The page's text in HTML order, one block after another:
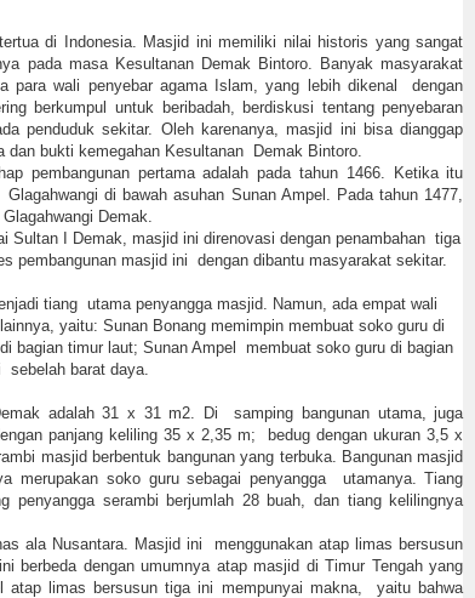
di Indonesia. Masjid ini memiliki nilai historis yang sangat
pada masa Kesultanan Demak Bintoro. Banyak masyarakat
para wali penyebar agama Islam, yang lebih dikenal dengan
berkumpul untuk beribadah, berdiskusi tentang penyebaran
penduduk sekitar. Oleh karenanya, masjid ini bisa dianggap
dan bukti kemegahan Kesultanan Demak Bintoro.
pembangunan pertama adalah pada tahun 1466. Ketika itu
di bawah asuhan Sunan Ampel. Pada tahun 1477,
Demak.
Sultan I Demak, masjid ini direnovasi dengan penambahan tiga
pembangunan masjid ini dengan dibantu masyarakat sekitar.
tiang utama penyangga masjid. Namun, ada empat wali
yaitu: Sunan Bonang memimpin membuat soko guru di
bagian timur laut; Sunan Ampel membuat soko guru di bagian
sebelah barat daya.
adalah 31 x 31 m2. Di samping bangunan utama, juga
panjang keliling 35 x 2,35 m; bedug dengan ukuran 3,5 x
masjid berbentuk bangunan yang terbuka. Bangunan masjid
merupakan soko guru sebagai penyangga utamanya. Tiang
penyangga serambi berjumlah 28 buah, dan tiang kelilingnya
ala Nusantara. Masjid ini menggunakan atap limas bersusun
dengan umumnya atap masjid di Timur Tengah yang
atap limas bersusun tiga ini mempunyai makna, yaitu bahwa